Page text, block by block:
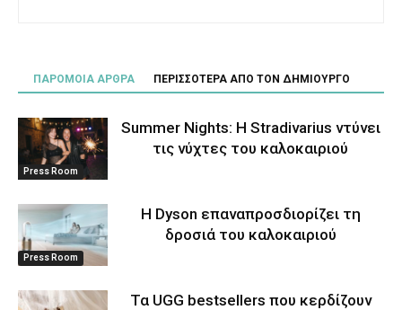
ΠΑΡΟΜΟΙΑ ΑΡΘΡΑ ΠΕΡΙΣΣΟΤΕΡΑ ΑΠΟ ΤΟΝ ΔΗΜΙΟΥΡΓΟ
Press Room
Summer Nights: Η Stradivarius ντύνει
τις νύχτες του καλοκαιριού
Press Room
Η Dyson επαναπροσδιορίζει τη
δροσιά του καλοκαιριού
Τα UGG bestsellers που κερδίζουν